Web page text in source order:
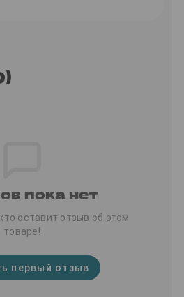
пока нет
оставит отзыв об этом
товаре!
первый отзыв